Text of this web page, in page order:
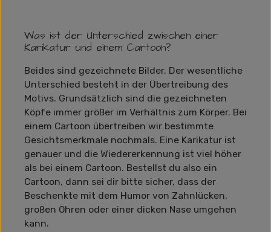
Was ist der Unterschied zwischen einer
Karikatur und einem Cartoon?
Beides sind gezeichnete Bilder. Der wesentliche
Unterschied besteht in der Übertreibung des
Motivs. Grundsätzlich sind die gezeichneten
Köpfe immer größer im Verhältnis zum Körper. Bei
einem Cartoon übertreiben wir bestimmte
Gesichtsmerkmale nochmals. Eine Karikatur ist
genauer und die Wiedererkennung ist viel höher
als bei einem Cartoon. Bestellst du also ein
Cartoon, dann sei dir bitte sicher, dass der
Beschenkte mit dem Humor von Zahnlücken,
großen Ohren oder einer dicken Nase umgehen
kann.